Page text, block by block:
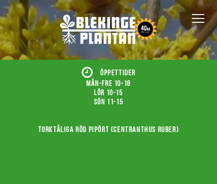
ÖPPETTIDER
Mån-fre 10-18
Lör 10-15
Sön 11-15
Torktåliga röd pipört (Centranthus ruber)